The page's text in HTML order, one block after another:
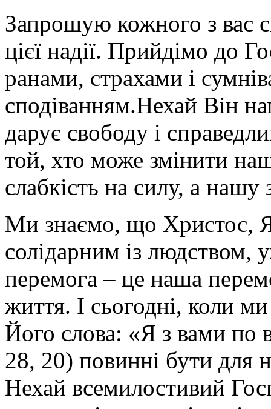
Запрошую кожного з вас
цієї надії. Прийдімо до
ранами, страхами і
сподіванням.Нехай Він
дарує свободу і
той, хто може змінити
слабкість на силу, а нашу
Ми знаємо, що Христос,
солідарним із людством,
перемога – це наша
життя. І сьогодні, коли
Його слова: «Я з вами по
28, 20) повинні бути для
Нехай всемилостивий